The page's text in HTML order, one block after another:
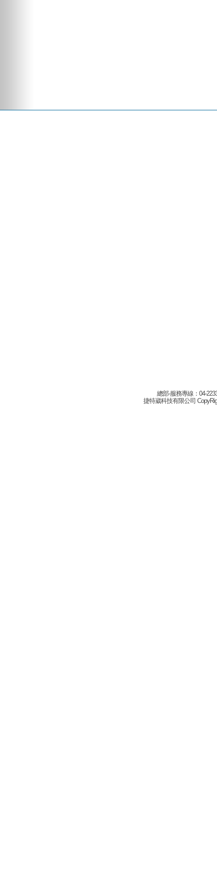
總部-服務專線：04-
捷特崴科技有限公司